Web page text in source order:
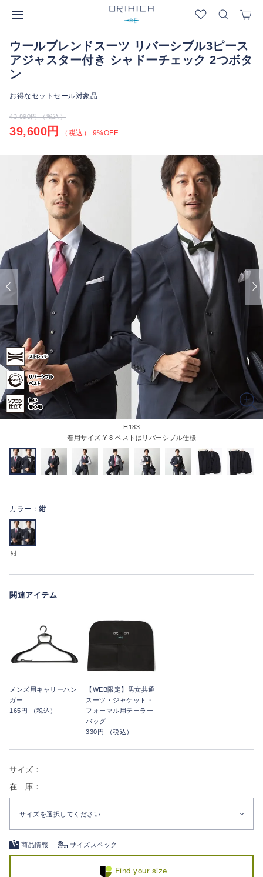
ウールブレンドスーツ リバーシブル3ピース
アジャスター付き シャドーチェック 2つボタ
ン
お得なセットセール対象品
43,890円 （税込）
39,600円 （税込） 9%OFF
H183
着用サイズ:Y 8 ベストはリバーシブル仕様
カラー： 紺
紺
関連アイテム
メンズ用キャリーハン
ガー
165円 （税込）
【WEB限定】男女共通
スーツ・ジャケット・
フォーマル用テーラー
バッグ
330円 （税込）
サイズ：
在 庫：
サイズを選択してください
商品情報 サイズスペック
Find your size